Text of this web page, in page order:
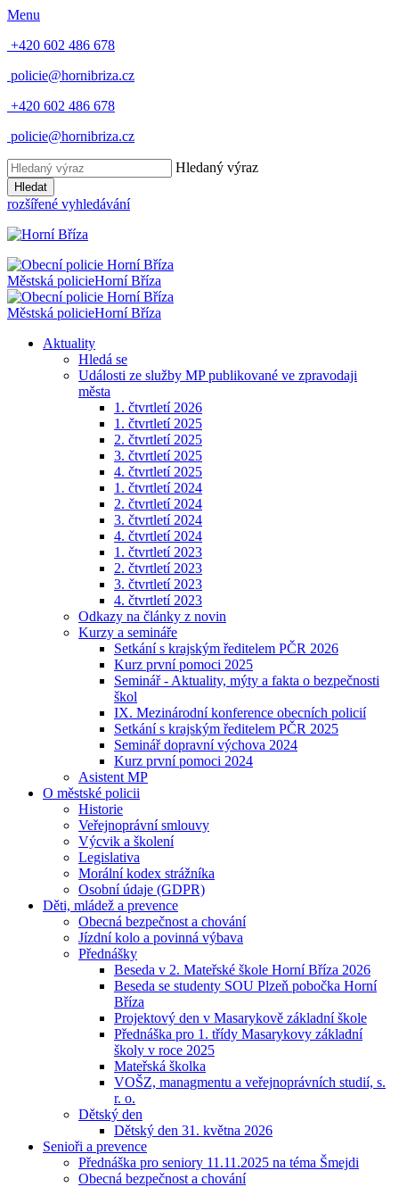
Menu
+420 602 486 678
policie@hornibriza.cz
+420 602 486 678
policie@hornibriza.cz
Hledaný výraz
Hledat
rozšířené vyhledávání
Městská policieHorní Bříza
Městská policieHorní Bříza
Aktuality
Hledá se
Události ze služby MP publikované ve zpravodaji
města
1. čtvrtletí 2026
1. čtvrtletí 2025
2. čtvrtletí 2025
3. čtvrtletí 2025
4. čtvrtletí 2025
1. čtvrtletí 2024
2. čtvrtletí 2024
3. čtvrtletí 2024
4. čtvrtletí 2024
1. čtvrtletí 2023
2. čtvrtletí 2023
3. čtvrtletí 2023
4. čtvrtletí 2023
Odkazy na články z novin
Kurzy a semináře
Setkání s krajským ředitelem PČR 2026
Kurz první pomoci 2025
Seminář - Aktuality, mýty a fakta o bezpečnosti
škol
IX. Mezinárodní konference obecních policií
Setkání s krajským ředitelem PČR 2025
Seminář dopravní výchova 2024
Kurz první pomoci 2024
Asistent MP
O městské policii
Historie
Veřejnoprávní smlouvy
Výcvik a školení
Legislativa
Morální kodex strážníka
Osobní údaje (GDPR)
Děti, mládež a prevence
Obecná bezpečnost a chování
Jízdní kolo a povinná výbava
Přednášky
Beseda v 2. Mateřské škole Horní Bříza 2026
Beseda se studenty SOU Plzeň pobočka Horní
Bříza
Projektový den v Masarykově základní škole
Přednáška pro 1. třídy Masarykovy základní
školy v roce 2025
Mateřská školka
VOŠZ, managmentu a veřejnoprávních studií, s.
r. o.
Dětský den
Dětský den 31. května 2026
Senioři a prevence
Přednáška pro seniory 11.11.2025 na téma Šmejdi
Obecná bezpečnost a chování